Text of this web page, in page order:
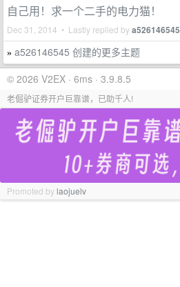
自己用！求一个二手的电力猫！
Dec 31, 2014 • Lastly replied bya526146545
» a526146545 创建的更多主题
© 2026 V2EX · 6ms · 3.9.8.5
老倔驴证券开户巨靠谱，已助千人!
Promoted bylaojuelv